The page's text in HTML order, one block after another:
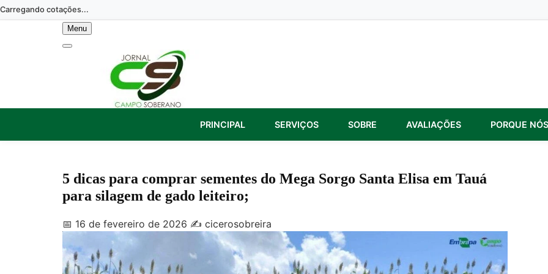
Skip
to
Carregando cotações...
Menu
PRINCIPAL SERVIÇOS SOBRE AVALIAÇÕES PORQUE NÓS
5 dicas para comprar sementes do Mega Sorgo Santa Elisa em Tauá
para silagem de gado leiteiro;
📅 16 de fevereiro de 2026 ✍️ cicerosobreira